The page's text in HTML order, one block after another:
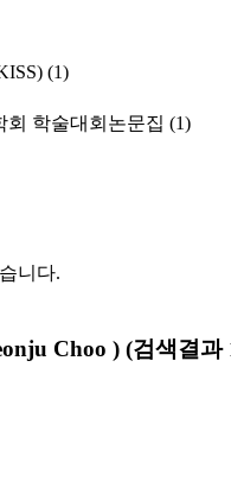
(1)
회 학술대회논문집 (1)
니다.
Choo ) (검색결과